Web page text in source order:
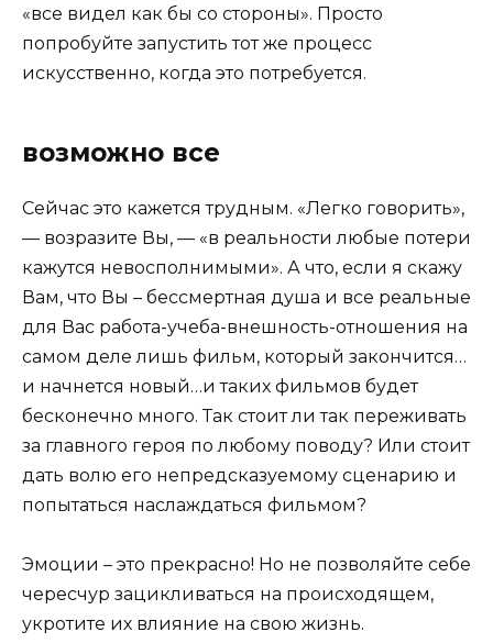
«все видел как бы со стороны». Просто
попробуйте запустить тот же процесс
искусственно, когда это потребуется.
возможно все
Сейчас это кажется трудным. «Легко говорить»,
— возразите Вы, — «в реальности любые потери
кажутся невосполнимыми». А что, если я скажу
Вам, что Вы – бессмертная душа и все реальные
для Вас работа-учеба-внешность-отношения на
самом деле лишь фильм, который закончится…
и начнется новый…и таких фильмов будет
бесконечно много. Так стоит ли так переживать
за главного героя по любому поводу? Или стоит
дать волю его непредсказуемому сценарию и
попытаться наслаждаться фильмом?
Эмоции – это прекрасно! Но не позволяйте себе
чересчур зацикливаться на происходящем,
укротите их влияние на свою жизнь.